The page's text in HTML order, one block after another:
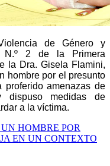
de Género y
N.º 2 de la Primera
la Dra. Gisela Flamini,
hombre por el presunto
proferido amenazas de
dispuso medidas de
a la víctima.
UN HOMBRE POR
EN UN CONTEXTO